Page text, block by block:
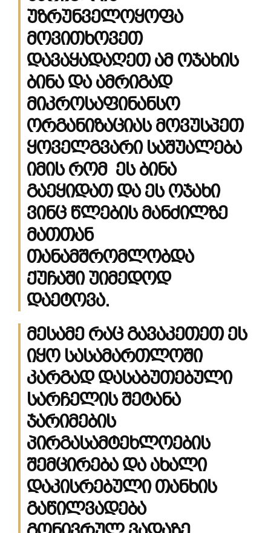
უზრუნველოყოფა
მოვითხოვეთ
დავაყადაღეთ ამ ოჯახის
ბინა და ამრიგად
მიკროსაფინანსო
ორგანიზაციას მოვუსპეთ
ყოველგვარი საშუალება
იმის რომ ეს ბინა
გაეყიდათ და ეს ოჯახი
ვინც წლების მანძილზე
მათთან
თანამშრომლობდა
ქუჩაში უიმედოდ
დაეტოვა.
მესამე რაც გავაკეთეთ ეს
იყო სასამართლოში
კარგად დასაბუთებული
სარჩელის შეტანა
ჯარიმების
პირგასამტეხლოების
შემცირება და ახალი
დაკისრებული თანხის
გაწილვადება